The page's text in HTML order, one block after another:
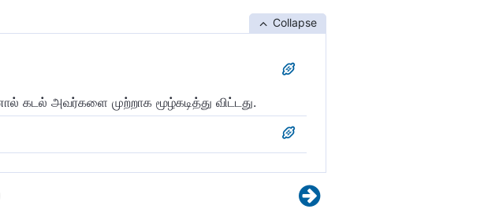
Collapse
அவர்களை முற்றாக மூழ்கடித்து விட்டது.